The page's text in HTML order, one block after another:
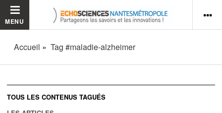
MENU
Accueil Tag #maladie-alzheimer
TOUS LES CONTENUS TAGUÉS